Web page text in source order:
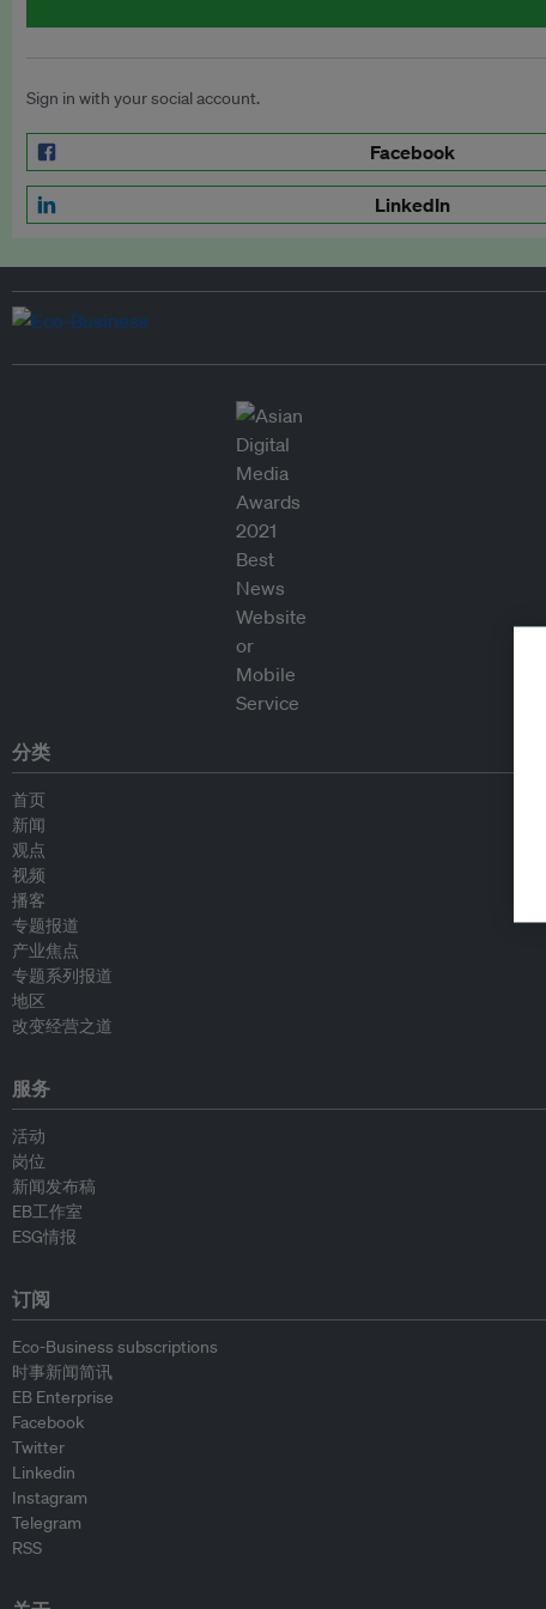
Sign in with your social account.
Facebook
LinkedIn
分类
首页
新闻
观点
视频
播客
专题报道
产业焦点
专题系列报道
地区
改变经营之道
服务
活动
岗位
新闻发布稿
EB工作室
ESG情报
订阅
Eco-Business subscriptions
时事新闻简讯
EB Enterprise
Facebook
Twitter
Linkedin
Instagram
Telegram
RSS